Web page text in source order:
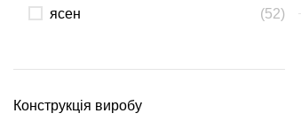
ясен (52)
Конструкція виробу